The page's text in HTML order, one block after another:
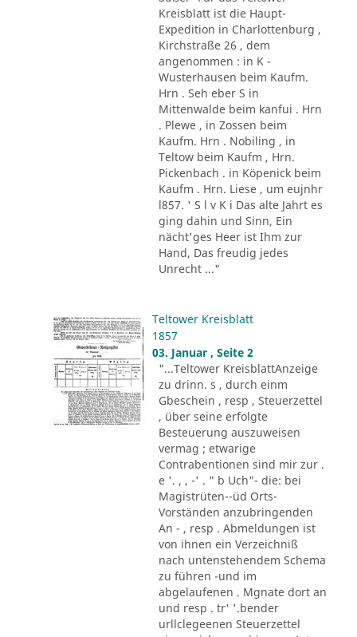
Kreisblatt ist die Haupt-
Expedition in Charlottenburg ,
Kirchstraße 26 , dem
angenommen : in K -
Wusterhausen beim Kaufm.
Hrn . Seh eber S in
Mittenwalde beim kanfui . Hrn
. Plewe , in Zossen beim
Kaufm. Hrn . Nobiling , in
Teltow beim Kaufm , Hrn.
Pickenbach . in Köpenick beim
Kaufm . Hrn. Liese , um eujnhr
l857. ' S l v K i Das alte Jahrt es
ging dahin und Sinn, Ein
nächt'ges Heer ist Ihm zur
Hand, Das freudig jedes
Unrecht ..."
Teltower Kreisblatt
1857
03. Januar , Seite 2
"...Teltower KreisblattAnzeige
zu drinn. s , durch einm
Gbeschein , resp , Steuerzettel
, über seine erfolgte
Besteuerung auszuweisen
vermag ; etwarige
Contrabentionen sind mir zur .
e '. , , -' . " b Uch"- die: bei
Magistrüten--üd Orts-
Vorständen anzubringenden
An - , resp . Abmeldungen ist
von ihnen ein Verzeichniß
nach untenstehendem Schema
zu führen -und im
abgelaufenen . Mgnate dort an
und resp . tr' '.bender
urllclegeenen Steuerzettel